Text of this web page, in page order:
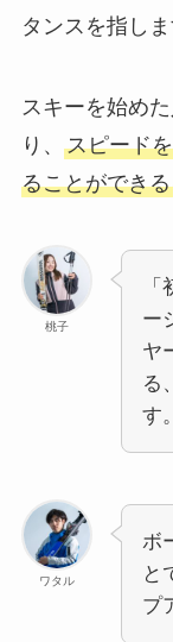
タンスを指しま
スキーを始め
り、 スピード
ることができる
桃子
ー
ヤ
る
す。
ワタル
ボ
と
プ